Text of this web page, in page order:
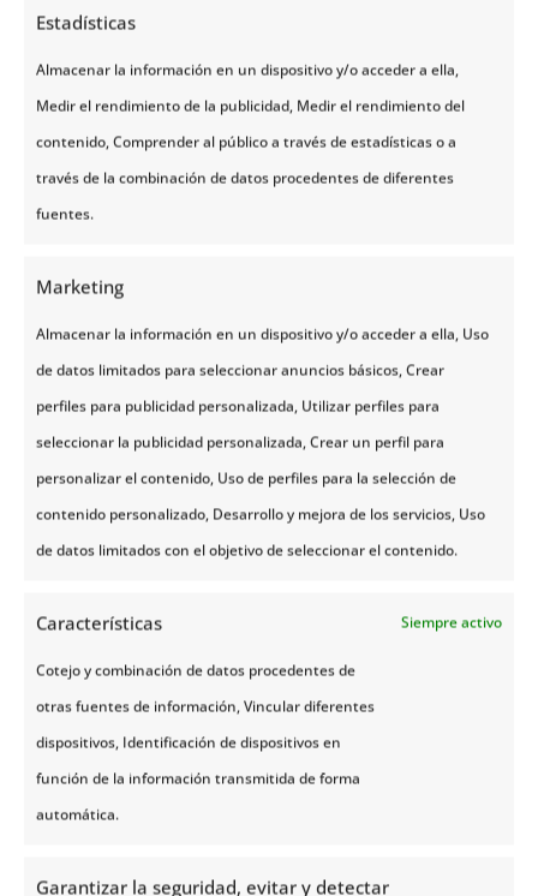
Estadísticas
Almacenar la información en un dispositivo y/o acceder a ella,
Medir el rendimiento de la publicidad, Medir el rendimiento del
contenido, Comprender al público a través de estadísticas o a
través de la combinación de datos procedentes de diferentes
fuentes.
Marketing
Almacenar la información en un dispositivo y/o acceder a ella, Uso
de datos limitados para seleccionar anuncios básicos, Crear
perfiles para publicidad personalizada, Utilizar perfiles para
seleccionar la publicidad personalizada, Crear un perfil para
personalizar el contenido, Uso de perfiles para la selección de
contenido personalizado, Desarrollo y mejora de los servicios, Uso
de datos limitados con el objetivo de seleccionar el contenido.
Características Siempre activo
Cotejo y combinación de datos procedentes de
otras fuentes de información, Vincular diferentes
dispositivos, Identificación de dispositivos en
función de la información transmitida de forma
automática.
Garantizar la seguridad, evitar y detectar
interés por motivos defensivos o
comerciales, y Bergen era una de ellas.
Caminar por las calles del barrio te
transportará unos siglos atrás.
Museo de Bryggen
interesa descubrir los
ciudad . En este museo podrás ver los
cimientos más antiguos de Bergen, y es
que tras un gran incendio en 1955, se
realizaron excavaciones que sacaron a la
luz una gran cantidad de objetos que
proporcionaron una visión clara de cómo
funcionaba el comercio, el transporte, la
habitantes de la Bergen medieval. De
hecho, el museo se asienta sobre los
vestigios del primer asentamiento en
Bryggen, lo que te permitirá vivir una
experiencia muy interesante en lo que se
refiere a la historia de Bergen. También
reproducción de un barco vikingo